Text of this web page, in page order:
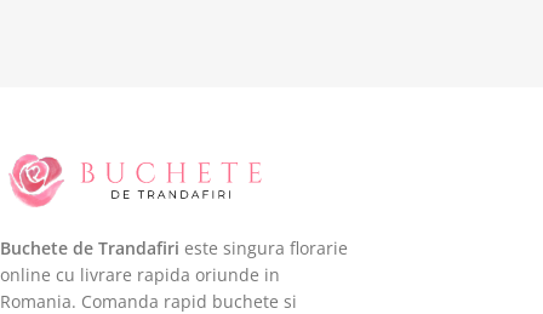
Buchete de Trandafiri este singura florarie
online cu livrare rapida oriunde in
Romania. Comanda rapid buchete si